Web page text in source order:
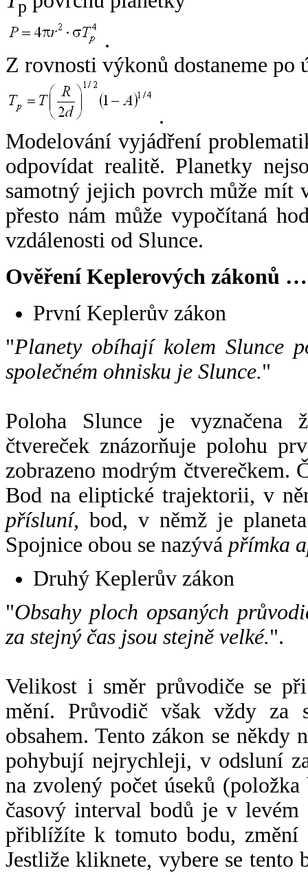
p
.
Z rovnosti výkonů dostaneme po
.
Modelování vyjádření
odpovídat realitě. Planetky
samotný jejich povrch může mít
přesto nám může vypočítaná
vzdálenosti od Slunce.
Ověření Keplerových zákonů …
První Keplerův zákon
"Planety obíhají kolem Slunce
společném ohnisku je Slunce."
Poloha Slunce je vyznačena
čtvereček znázorňuje polohu
zobrazeno modrým čtverečkem.
Bod na eliptické trajektorii, v
přísluní, bod, v němž je
Spojnice obou se nazývá přímka
Druhý Keplerův zákon
"Obsahy ploch opsaných
za stejný čas jsou stejně velké.".
Velikost i směr průvodiče se
mění. Průvodič však vždy za
obsahem. Tento zákon se někdy
pohybují nejrychleji, v odsluní
na zvolený počet úseků
časový interval bodů je v
přiblížíte k tomuto bodu,
Jestliže kliknete, vybere se tento